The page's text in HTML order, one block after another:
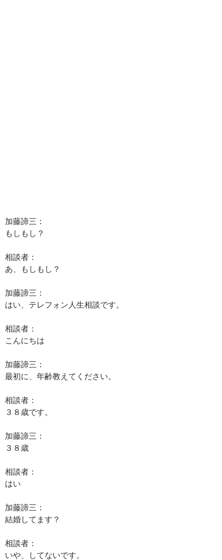
加藤諦三：
もしもし？
相談者：
あ、もしもし？
加藤諦三：
はい、テレフォン人生相談です。
相談者：
こんにちは
加藤諦三：
最初に、年齢教えてください。
相談者：
３８歳です。
加藤諦三：
３８歳
相談者：
はい
加藤諦三：
結婚してます？
相談者：
いや、してないです。